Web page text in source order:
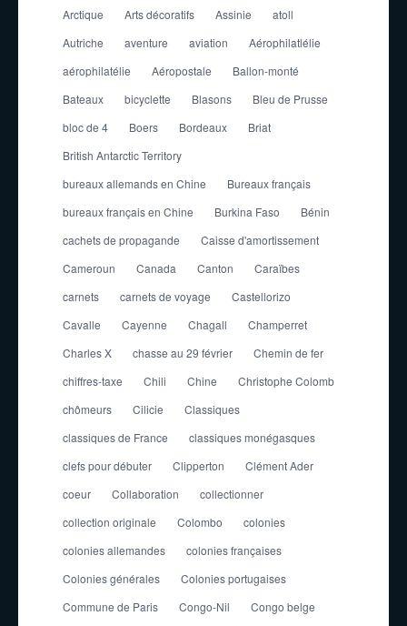
Arctique
Arts décoratifs Assinie
atoll
Autriche
aventure aviation
Aérophilatlélie
aérophilatélie
Aéropostale
Ballon-monté
Bateaux
bicyclette Blasons
Bleu de Prusse
bloc de 4
Boers Bordeaux
Briat
British Antarctic Territory
bureaux allemands en Chine
Bureaux français
bureaux français en Chine
Burkina Faso
Bénin
cachets de propagande
Caisse d'amortissement
Cameroun
Canada Canton
Caraïbes
carnets
carnets de voyage
Castellorizo
Cavalle
Cayenne Chagall
Champerret
Charles X
chasse au 29 février
Chemin de fer
chiffres-taxe
Chili Chine
Christophe Colomb
chômeurs
Cilicie
Classiques
classiques de France
classiques monégasques
clefs pour débuter
Clipperton
Clément Ader
coeur
Collaboration
collectionner
collection originale
Colombo
colonies
colonies allemandes
colonies françaises
Colonies générales
Colonies portugaises
Commune de Paris
Congo-Nil
Congo belge